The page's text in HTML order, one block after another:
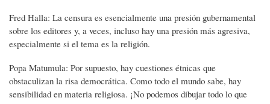
Fred Halla: La censura es esencialmente una presión gubernamental
sobre los editores y, a veces, incluso hay una presión más agresiva,
especialmente si el tema es la religión.
Popa Matumula: Por supuesto, hay cuestiones étnicas que
obstaculizan la risa democrática. Como todo el mundo sabe, hay
sensibilidad en materia religiosa. ¡No podemos dibujar todo lo que